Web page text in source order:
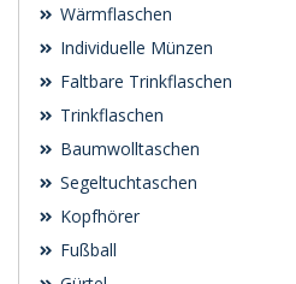
Wärmflaschen
Individuelle Münzen
Faltbare Trinkflaschen
Trinkflaschen
Baumwolltaschen
Segeltuchtaschen
Kopfhörer
Fußball